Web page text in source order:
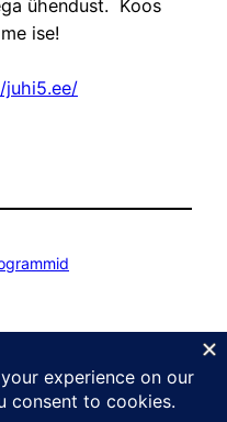
ühendust. Koos
ise!
, Vaimne areng